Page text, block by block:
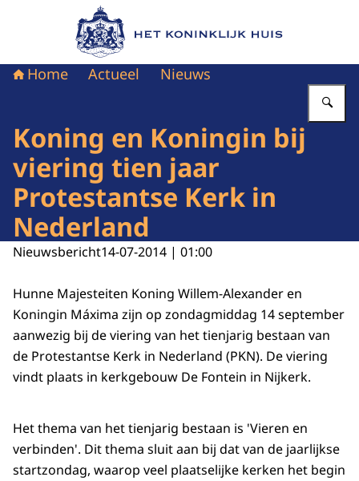
Naar de homepage van Het Koninklijk Huis
Home Actueel Nieuws
Koning en Koningin bij
viering tien jaar
Protestantse Kerk in
Nederland
Nieuwsbericht14-07-2014 | 01:00
Hunne Majesteiten Koning Willem-Alexander en
Koningin Máxima zijn op zondagmiddag 14 september
aanwezig bij de viering van het tienjarig bestaan van
de Protestantse Kerk in Nederland (PKN). De viering
vindt plaats in kerkgebouw De Fontein in Nijkerk.
Het thema van het tienjarig bestaan is 'Vieren en
verbinden'. Dit thema sluit aan bij dat van de jaarlijkse
startzondag, waarop veel plaatselijke kerken het begin